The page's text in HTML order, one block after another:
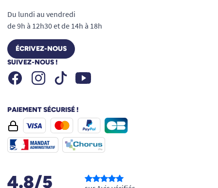
Du lundi au vendredi
de 9h à 12h30 et de 14h à 18h
ÉCRIVEZ-NOUS
SUIVEZ-NOUS !
FacebookInstagramTiktok Youtube
PAIEMENT SÉCURISÉ !
4.8/5